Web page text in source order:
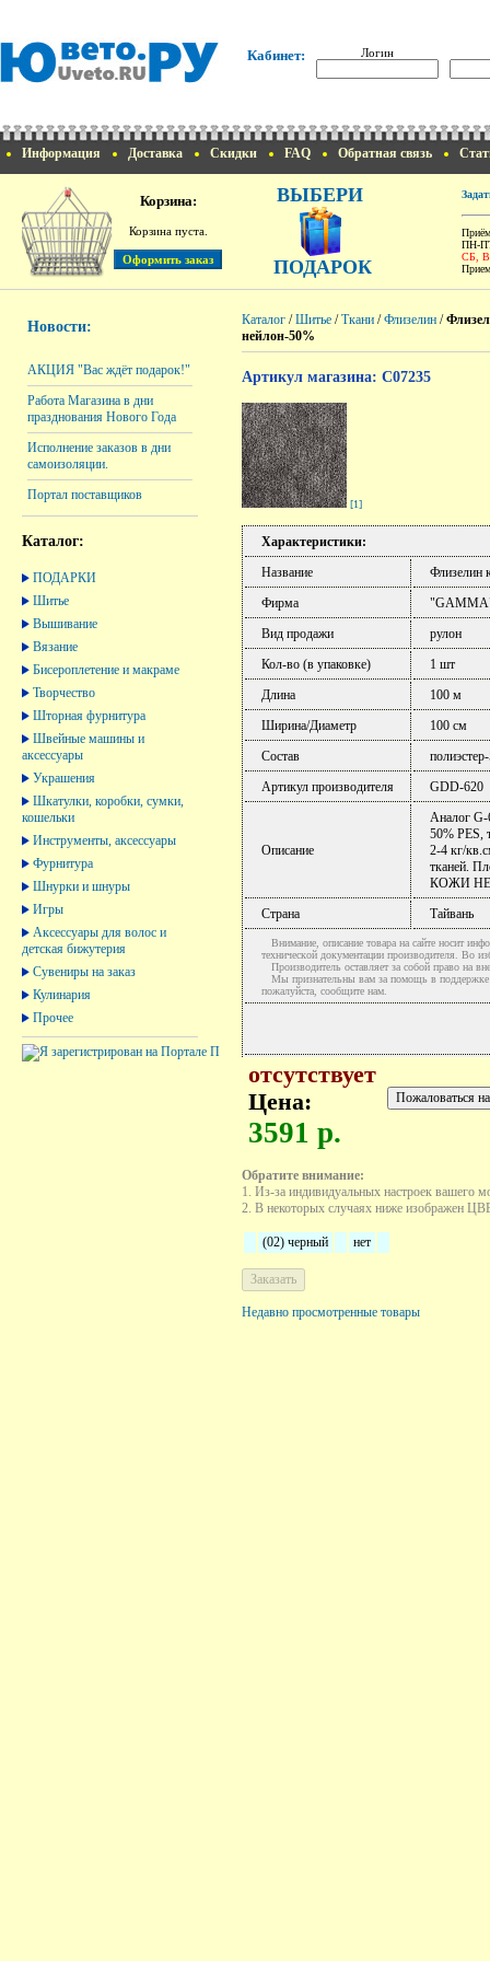
Кабинет: Логин
Информация Доставка Скидки FAQ Обратная связь
Корзина:
Корзина пуста.
ВЫБЕРИ
ПОДАРОК
ПН-
СБ,
Новости:
АКЦИЯ "Вас ждёт подарок!"
Работа Магазина в дни
празднования Нового Года
Исполнение заказов в дни
самоизоляции.
Портал поставщиков
Каталог:
ПОДАРКИ
Шитье
Вышивание
Вязание
Бисероплетение и макраме
Творчество
Шторная фурнитура
Швейные машины и
аксессуары
Украшения
Шкатулки, коробки, сумки,
кошельки
Инструменты, аксессуары
Фурнитура
Шнурки и шнуры
Игры
Аксессуары для волос и
детская бижутерия
Сувениры на заказ
Кулинария
Прочее
Каталог /Шитье /Ткани /Флизелин /
нейлон-50%
Артикул магазина: C07235
[1]
Характеристики:
Название
Флизелин
Фирма
Вид продажи
рулон
Кол-во (в упаковке)
1 шт
Длина
100 м
Ширина/Диаметр
100 см
Состав
Артикул производителя
GDD-620
Описание
Аналог G-
50% РЕS,
2-4 кг/
тканей.
КОЖИ НЕ
Страна
Тайвань
Внимание, описание товара на сайте носит
технической документации производителя. Во
Производитель оставляет за собой право на
Мы признательны вам за помощь в поддержке
пожалуйста, сообщите нам.
отсутствует
Цена:
3591 р.
Обратите внимание:
1. Из-за индивидуальных настроек вашего
2. В некоторых случаях ниже изображен
(02) черный нет
Недавно просмотренные товары